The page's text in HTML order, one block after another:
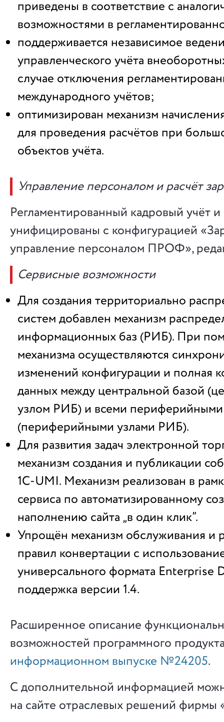
приведены в соответствие с
возможностями в
поддерживается независимое
управленческого учёта
случае отключения
международного учётов;
оптимизирован механизм
для проведения расчётов при
объектов учёта.
Управление персоналом и расчёт
Регламентированный кадровый учёт и
унифицированы с конфигурацией
управление персоналом ПРОФ»,
Сервисные возможности
Для создания территориально
систем добавлен механизм
информационных баз (РИБ). При
механизма осуществляются
изменений конфигурации и полная
данных между центральной базой
узлом РИБ) и всеми периферийными
(периферийными узлами РИБ).
Для развития задач электронной
механизм создания и публикации
1С-UMI. Механизм реализован в
сервиса по автоматизированному
наполнению сайта „в один клик”.
Упрощён механизм обслуживания и
правил конвертации с
универсального формата Enterprise
поддержка версии 1.4.
Расширенное описание
возможностей программного
информационном выпуске №24205.
С дополнительной информацией
на сайте отраслевых решений фирмы